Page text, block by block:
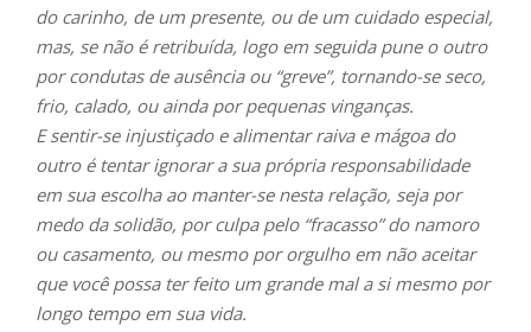
do carinho, de um presente, ou de um cuidado especial,
mas, se não é retribuída, logo em seguida pune o outro
por condutas de ausência ou “greve”, tornando-se seco,
frio, calado, ou ainda por pequenas vinganças.
E sentir-se injustiçado e alimentar raiva e mágoa do
outro é tentar ignorar a sua própria responsabilidade
em sua escolha ao manter-se nesta relação, seja por
medo da solidão, por culpa pelo “fracasso” do namoro
ou casamento, ou mesmo por orgulho em não aceitar
que você possa ter feito um grande mal a si mesmo por
longo tempo em sua vida.